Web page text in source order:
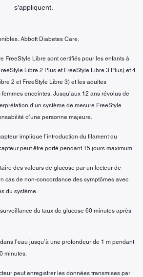
s'appliquent.
Abbott Diabetes Care.
FreeStyle Libre sont certifiés pour les enfants à
Libre 2 Plus et FreeStyle Libre 3 Plus) et 4
2 et FreeStyle Libre 3) et les adultes
enceintes. Jusqu’aux 12 ans révolus de
d’un système de mesure FreeStyle
d’une personne majeure.
implique l’introduction du filament du
peut être porté pendant 15 jours maximum.
des valeurs de glucose par un lecteur de
cas de non-concordance des symptômes avec
du système.
du taux de glucose 60 minutes après
l’eau jusqu’à une profondeur de 1 m pendant
minutes.
peut enregistrer les données transmises par